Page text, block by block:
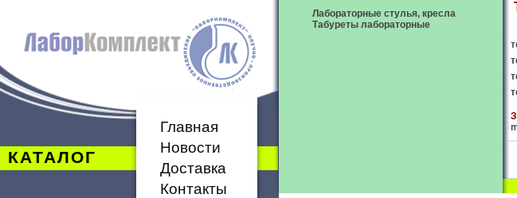
КАТАЛОГ
Главная
Новости
Доставка
Контакты
Лабораторные стулья, кресла
Табуреты лабораторные